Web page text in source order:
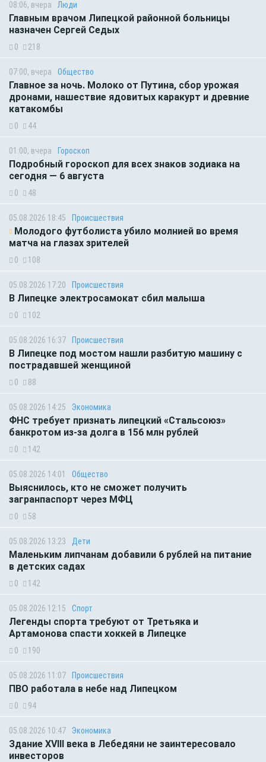
08:06, вчера Люди
Главным врачом Липецкой районной больницы
назначен Сергей Седых
0 218
07:00, вчера Общество
Главное за ночь. Молоко от Путина, сбор урожая
дронами, нашествие ядовитых каракурт и древние
катакомбы
0 44
01:00, вчера Гороскоп
Подробный гороскоп для всех знаков зодиака на
сегодня — 6 августа
0 48
05.08.2026 18:45 Происшествия
Молодого футболиста убило молнией во время
матча на глазах зрителей
0 108
05.08.2026 17:20 Происшествия
В Липецке электросамокат сбил малыша
0 102
05.08.2026 16:37 Происшествия
В Липецке под мостом нашли разбитую машину с
пострадавшей женщиной
0 88
05.08.2026 14:25 Экономика
ФНС требует признать липецкий «Стальсоюз»
банкротом из-за долга в 156 млн рублей
0 142
05.08.2026 14:01 Общество
Выяснилось, кто не сможет получить
загранпаспорт через МФЦ
0 58
05.08.2026 13:23 Дети
Маленьким липчанам добавили 6 рублей на питание
в детских садах
0 142
05.08.2026 12:15 Спорт
Легенды спорта требуют от Третьяка и
Артамонова спасти хоккей в Липецке
0 190
05.08.2026 11:07 Происшествия
ПВО работала в небе над Липецком
0 94
05.08.2026 10:47 Экономика
Здание XVIII века в Лебедяни не заинтересовало
инвесторов